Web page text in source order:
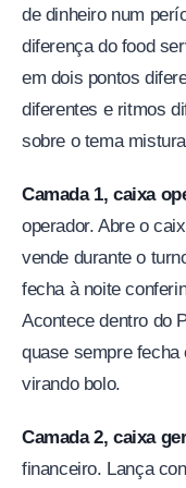
de dinheiro num
diferença do food
em dois pontos
diferentes e ritmos
sobre o tema
Camada 1, caixa
operador. Abre o
vende durante o
fecha à noite
Acontece dentro do
quase sempre fecha
virando bolo.
Camada 2, caixa
financeiro. Lança